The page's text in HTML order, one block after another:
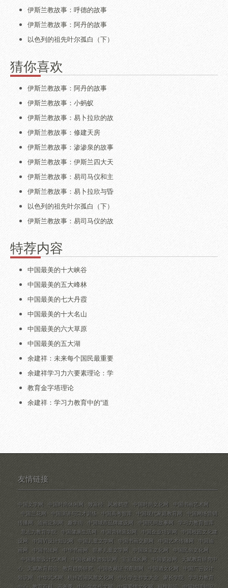
伊斯兰教故事：呼德的故事
伊斯兰教故事：阿丹的故事
以色列的祖先叶尔孤白（下）
猜你喜欢
伊斯兰教故事：阿丹的故事
伊斯兰教故事：小蚂蚁
伊斯兰教故事：易卜拉欣的故
伊斯兰教故事：修建天房
伊斯兰教故事：渗渗泉的故事
伊斯兰教故事：伊斯兰四大天
伊斯兰教故事：易司马仪和主
伊斯兰教故事：易卜拉欣与昏
以色列的祖先叶尔孤白（下）
伊斯兰教故事：易司马仪的故
特荐内容
中国最美的十大峡谷
中国最美的五大峰林
中国最美的七大丹霞
中国最美的十大名山
中国最美的六大草原
中国最美的五大湖
余建祥：未来每个国民最重要
余建祥学习力六要素理论：学
教育金字塔理论
余建祥：学习力教育中的“道
友情链接
中国文学网 中国时尚休闲网 致富经 风雅鹤壁 中国时尚文化网
中国书画艺术网
中国兰花网
中国演讲与口才训练 中国高考智库 中国现代家庭教育网
中国网络营销
传播网
油画定制网 趣学街 中国城市品牌建设网 中国民间故事网
学习力教育智库
意志力教育学院
中国健康生活网 中国营销策划网 中国企业培训网
中国校园文化建
设网
中国VI设计知识网 中国儿童文学网 中国书画交易网 中国艺术传播网
中国油
画网
中国书法网 中华书画网 世界儿童文学网 中国珠宝文化网
中国民俗文化网
中国雕塑设计艺术网
中国收藏投资知识网 宝宝成长网 中国瓷器网
天赋教育研究中
心
天赋教育前沿 教育趋势研究 中国收藏证书查询网 中国酒文化网
中国广告设计
知识网
中华武术网 杭州西湖风景文化网 中小学生作文大全 家长学院
学习力教育
中心
教育百科 高考季 中小学生作文网 中国爱情文化网 科技前沿 中国地理知识